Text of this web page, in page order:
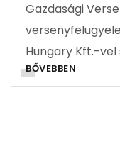
Gazdasági
Hungary Kft.-vel
BŐVEBBEN